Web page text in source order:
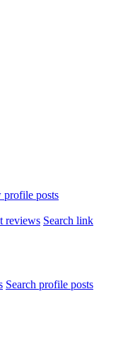
profile posts
reviews Search link
Search profile posts